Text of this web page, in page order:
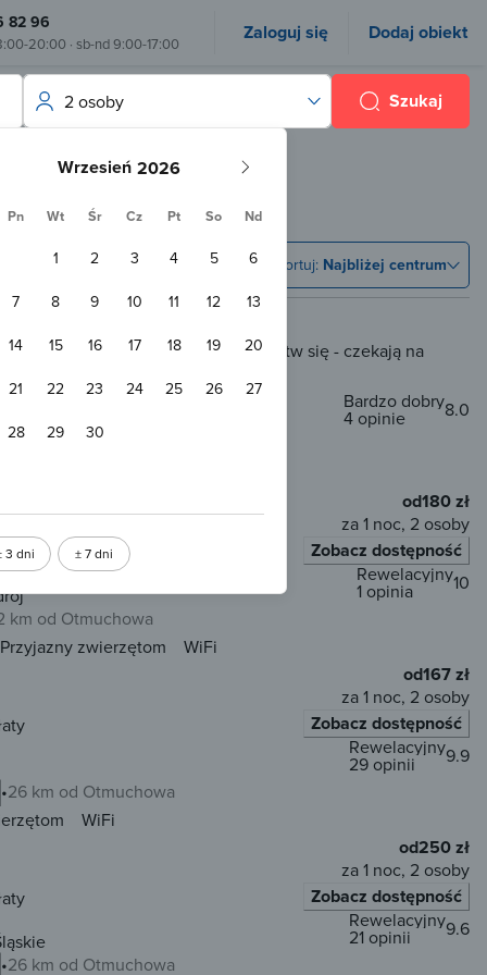
82 96
20:00 · sb-nd 9:00-17:00 Zaloguj się Dodaj obiekt
Wrzesień
Pn Wt Śr Cz Pt So Nd
1 2 3 4 5
6
7
8 9 10 11 12
13
14
15 16 17 18 19
20
21
22 23 24 25 26
27
28
29 30
3 dni ± 7 dni
2 osoby Szukaj
Sortuj: Najbliżej centrum
rezerwacji online, ale nie martw się - czekają na
zapytania.
km od Otmuchowa
8.0
Bardzo dobry
4 opinie
od180 zł
za 1 noc, 2 osoby
Zobacz dostępność
km od Otmuchowa
10
Rewelacyjny
1 opinia
Przyjazny zwierzętom
WiFi
od167 zł
za 1 noc, 2 osoby
Zobacz dostępność
26 km od Otmuchowa
9.9
Rewelacyjny
29 opinii
WiFi
od250 zł
za 1 noc, 2 osoby
Zobacz dostępność
26 km od Otmuchowa
9.6
Rewelacyjny
21 opinii